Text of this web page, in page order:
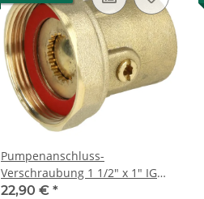
Pumpenanschluss-
Verschraubung 1 1/2" x 1" IG
absperrbar inkl.Dichtung
22,90 € *